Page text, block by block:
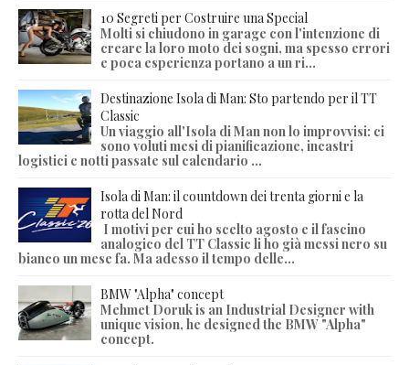
10 Segreti per Costruire una Special
Molti si chiudono in garage con l'intenzione di
creare la loro moto dei sogni, ma spesso errori
e poca esperienza portano a un ri...
Destinazione Isola di Man: Sto partendo per il TT
Classic
Un viaggio all'Isola di Man non lo improvvisi: ci
sono voluti mesi di pianificazione, incastri
logistici e notti passate sul calendario ...
Isola di Man: il countdown dei trenta giorni e la
rotta del Nord
I motivi per cui ho scelto agosto e il fascino
analogico del TT Classic li ho già messi nero su
bianco un mese fa. Ma adesso il tempo delle...
BMW "Alpha" concept
Mehmet Doruk is an Industrial Designer with
unique vision, he designed the BMW "Alpha"
concept.